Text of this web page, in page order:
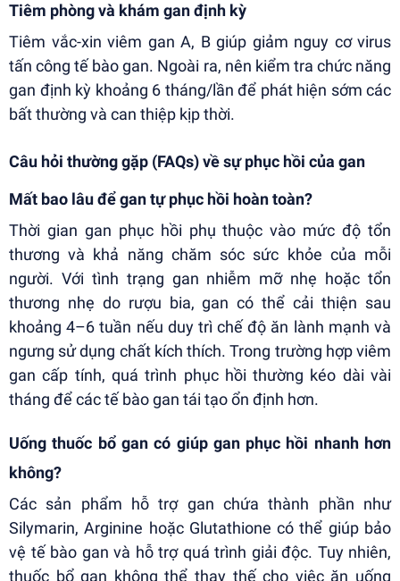
Tiêm phòng và khám gan định kỳ
Tiêm vắc-xin viêm gan A, B giúp giảm nguy cơ virus
tấn công tế bào gan. Ngoài ra, nên kiểm tra chức năng
gan định kỳ khoảng 6 tháng/lần để phát hiện sớm các
bất thường và can thiệp kịp thời.
Câu hỏi thường gặp (FAQs) về sự phục hồi của gan
Mất bao lâu để gan tự phục hồi hoàn toàn?
Thời gian gan phục hồi phụ thuộc vào mức độ tổn
thương và khả năng chăm sóc sức khỏe của mỗi
người. Với tình trạng gan nhiễm mỡ nhẹ hoặc tổn
thương nhẹ do rượu bia, gan có thể cải thiện sau
khoảng 4–6 tuần nếu duy trì chế độ ăn lành mạnh và
ngưng sử dụng chất kích thích. Trong trường hợp viêm
gan cấp tính, quá trình phục hồi thường kéo dài vài
tháng để các tế bào gan tái tạo ổn định hơn.
Uống thuốc bổ gan có giúp gan phục hồi nhanh hơn
không?
Các sản phẩm hỗ trợ gan chứa thành phần như
Silymarin, Arginine hoặc Glutathione có thể giúp bảo
vệ tế bào gan và hỗ trợ quá trình giải độc. Tuy nhiên,
thuốc bổ gan không thể thay thế cho việc ăn uống